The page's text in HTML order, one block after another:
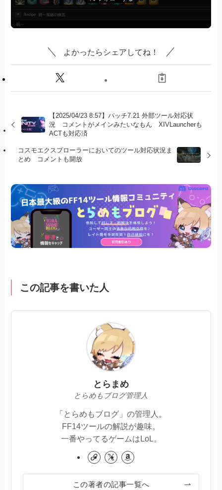
よかったらシェアしてね！
【2025/04/23 8:57】パッチ7.21 外部ツール対応状
況 コメントがメインみたいなもん XIVLauncherも
ACTも対応済
コスモエクスプローラーにおいてのツール対応状況ま
とめ コメントも開放
この記事を書いた人
とらまめ
とらめもブログ管理人
「とらめもブログ」の管理人。
FF14ツールの解説が趣味。
一番やってるゲームはLoL。
この著者の記事一覧へ